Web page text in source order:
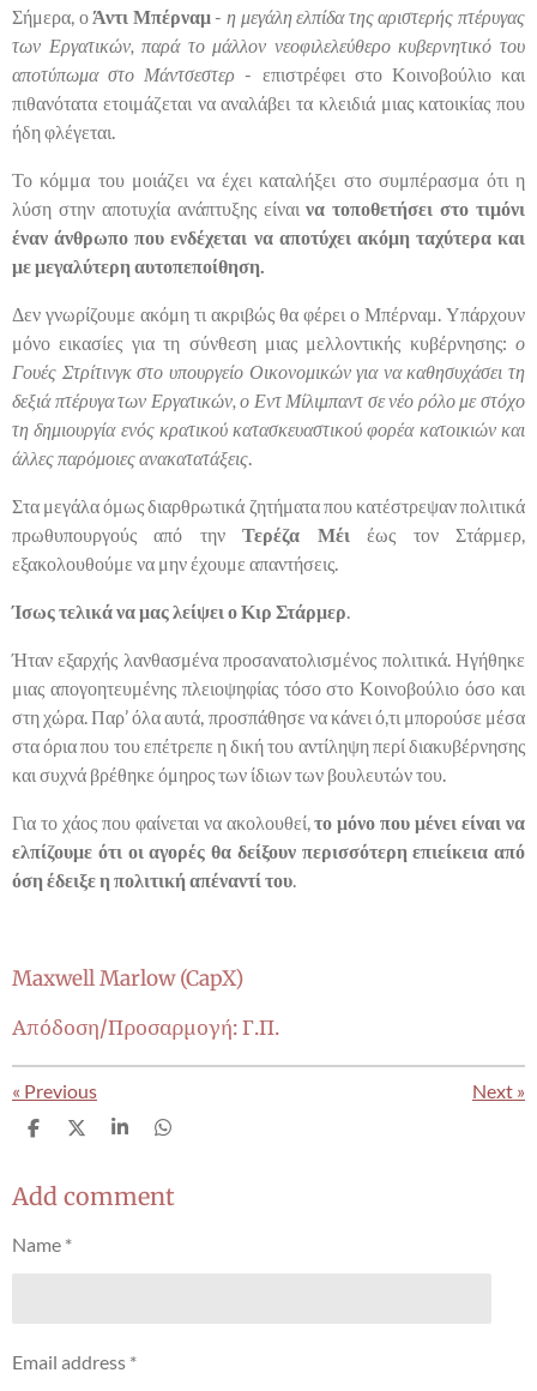
Σήμερα, ο Άντι Μπέρναμ - η μεγάλη ελπίδα της αριστερής πτέρυγας
των Εργατικών, παρά το μάλλον νεοφιλελεύθερο κυβερνητικό του
αποτύπωμα στο Μάντσεστερ - επιστρέφει στο Κοινοβούλιο και
πιθανότατα ετοιμάζεται να αναλάβει τα κλειδιά μιας κατοικίας που
ήδη φλέγεται.
Το κόμμα του μοιάζει να έχει καταλήξει στο συμπέρασμα ότι η
λύση στην αποτυχία ανάπτυξης είναινα τοποθετήσει στο τιμόνι
έναν άνθρωπο που ενδέχεται να αποτύχει ακόμη ταχύτερα και
με μεγαλύτερη αυτοπεποίθηση.
Δεν γνωρίζουμε ακόμη τι ακριβώς θα φέρει ο Μπέρναμ. Υπάρχουν
μόνο εικασίες για τη σύνθεση μιας μελλοντικής κυβέρνησης: ο
Γουές Στρίτινγκ στο υπουργείο Οικονομικών για να καθησυχάσει τη
δεξιά πτέρυγα των Εργατικών, ο Εντ Μίλιμπαντ σε νέο ρόλο με στόχο
τη δημιουργία ενός κρατικού κατασκευαστικού φορέα κατοικιών και
άλλες παρόμοιες ανακατατάξεις
Στα μεγάλα όμως διαρθρωτικά ζητήματα που κατέστρεψαν πολιτικά
πρωθυπουργούς από τηνΤερέζα Μέι έως τον Στάρμερ,
εξακολουθούμε να μην έχουμε απαντήσεις.
Ίσως τελικά να μας λείψει ο Κιρ Στάρμερ
Ήταν εξαρχής λανθασμένα προσανατολισμένος πολιτικά. Ηγήθηκε
μιας απογοητευμένης πλειοψηφίας τόσο στο Κοινοβούλιο όσο και
στη χώρα. Παρ’ όλα αυτά, προσπάθησε να κάνει ό,τι μπορούσε μέσα
στα όρια που του επέτρεπε η δική του αντίληψη περί διακυβέρνησης
και συχνά βρέθηκε όμηρος των ίδιων των βουλευτών του.
Για το χάος που φαίνεται να ακολουθεί,το μόνο που μένει είναι να
ελπίζουμε ότι οι αγορές θα δείξουν περισσότερη επιείκεια από
όση έδειξε η πολιτική απέναντί του
Maxwell Marlow (CapX)
Απόδοση/Προσαρμογή: Γ.Π.
« Previous Next »
S
r
e
S
r
e
S
r
e
S
r
e
Add comment
Name *
Email address *